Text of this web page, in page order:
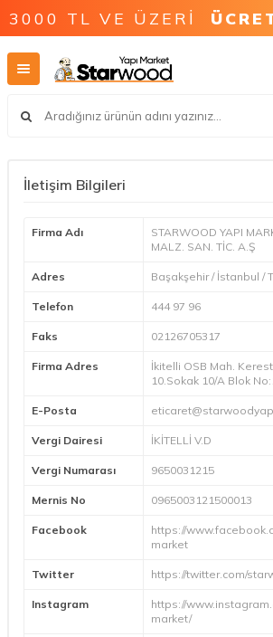
3000 TL VE ÜZERİ
İletişim Bilgileri
Firma Adı
STARWOOD YAPI
MALZ. SAN. TİC. A.Ş
Adres Başakşehir / İstanbul /
Telefon 444 97 96
Faks 02126705317
Firma Adres
İkitelli OSB Mah.
10.Sokak 10/A Blok
E-Posta
Vergi Dairesi İKİTELLİ V.D
Vergi Numarası 9650031215
Mernis No 0965003121500013
Facebook
https://
market
Twitter https://twitter.com/
Instagram
https://
market/